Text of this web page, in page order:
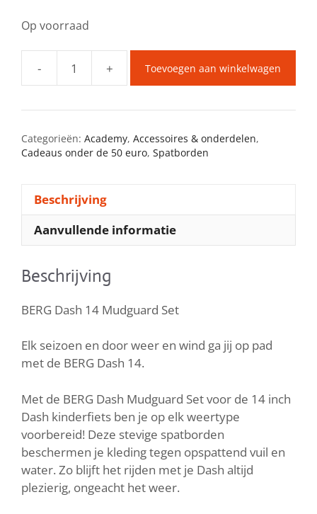
Op voorraad
-
BERG
14
Set
+ Toevoegen aan winkelwagen
Categorieën: Academy, Accessoires & onderdelen,
Cadeaus onder de 50 euro, Spatborden
Beschrijving
Aanvullende informatie
Beschrijving
BERG Dash 14 Mudguard Set
Elk seizoen en door weer en wind ga jij op pad
met de BERG Dash 14.
Met de BERG Dash Mudguard Set voor de 14 inch
Dash kinderfiets ben je op elk weertype
voorbereid! Deze stevige spatborden
beschermen je kleding tegen opspattend vuil en
water. Zo blijft het rijden met je Dash altijd
plezierig, ongeacht het weer.